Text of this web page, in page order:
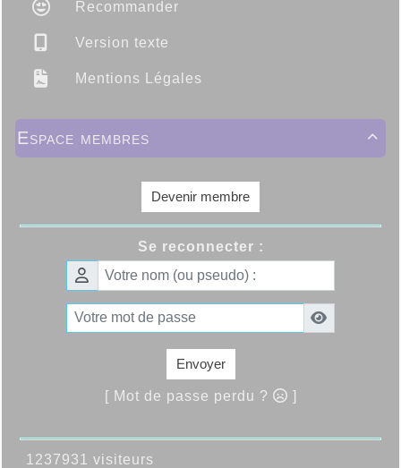
Recommander
Version texte
Mentions Légales

Espace membres
Devenir membre
Se reconnecter :
Envoyer
[ Mot de passe perdu ? ]
1237931 visiteurs